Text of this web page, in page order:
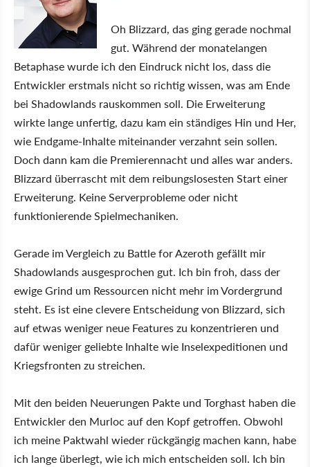
Oh Blizzard, das ging gerade nochmal
gut. Während der monatelangen
Betaphase wurde ich den Eindruck nicht los, dass die
Entwickler erstmals nicht so richtig wissen, was am Ende
bei Shadowlands rauskommen soll. Die Erweiterung
wirkte lange unfertig, dazu kam ein ständiges Hin und Her,
wie Endgame-Inhalte miteinander verzahnt sein sollen.
Doch dann kam die Premierennacht und alles war anders.
Blizzard überrascht mit dem reibungslosesten Start einer
Erweiterung. Keine Serverprobleme oder nicht
funktionierende Spielmechaniken.
Gerade im Vergleich zu Battle for Azeroth gefällt mir
Shadowlands ausgesprochen gut. Ich bin froh, dass der
ewige Grind um Ressourcen nicht mehr im Vordergrund
steht. Es ist eine clevere Entscheidung von Blizzard, sich
auf etwas weniger neue Features zu konzentrieren und
dafür weniger geliebte Inhalte wie Inselexpeditionen und
Kriegsfronten zu streichen.
Mit den beiden Neuerungen Pakte und Torghast haben die
Entwickler den Murloc auf den Kopf getroffen. Obwohl
ich meine Paktwahl wieder rückgängig machen kann, habe
ich lange überlegt, wie ich mich entscheiden soll. Ich bin